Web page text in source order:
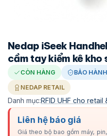
Nedap iSeek
cầm tay kiểm kê kho
CÒN HÀNG BẢO
NEDAP RETAIL
Danh mục:RFID UHF cho retail
Liên hệ báo giá
Giá theo bộ bao gồm máy,